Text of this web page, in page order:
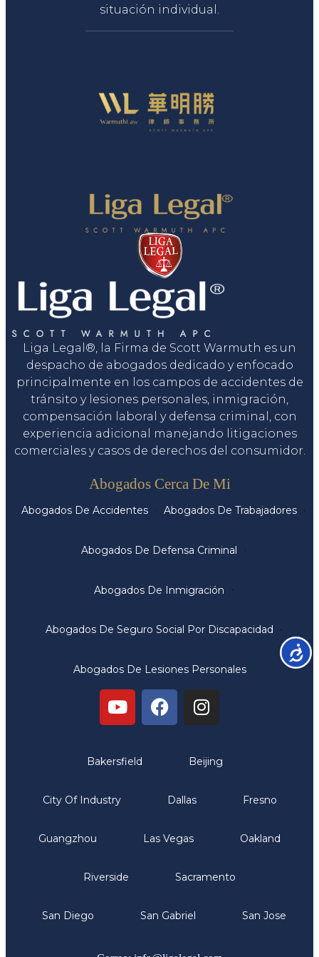
situación individual.
Liga Legal®, la Firma de Scott Warmuth es un
despacho de abogados dedicado y enfocado
principalmente en los campos de accidentes de
tránsito y lesiones personales, inmigración,
compensación laboral y defensa criminal, con
experiencia adicional manejando litigaciones
comerciales y casos de derechos del consumidor.
Abogados Cerca De Mi
Abogados De Accidentes Abogados De Trabajadores
Abogados De Defensa Criminal
Abogados De Inmigración
Abogados De Seguro Social Por Discapacidad
Abogados De Lesiones Personales
Bakersfield Beijing
City Of Industry Dallas Fresno
Guangzhou Las Vegas Oakland
Riverside Sacramento
San Diego San Gabriel San Jose